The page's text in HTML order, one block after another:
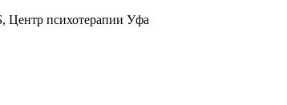
психотерапии Уфа